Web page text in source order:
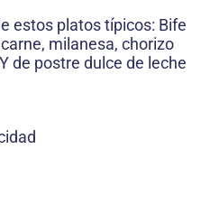
estos platos típicos: Bife
milanesa, chorizo
de postre dulce de leche